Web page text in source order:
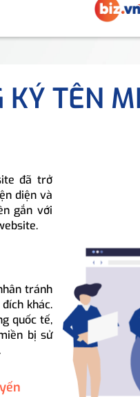
TÊN
đã trở
diện và
gắn với
tránh
khác.
quốc tế,
bị sử